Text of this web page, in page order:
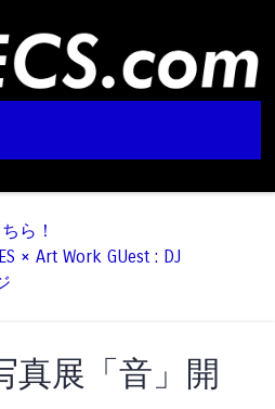
ら！
× Art Work GUest : DJ
真展「音」開